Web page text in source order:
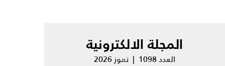
المجلة الالكترونية
العدد 1098 | تموز 2026